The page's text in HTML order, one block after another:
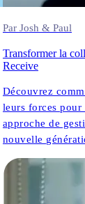
Par Josh & Paul
Transformer la
Receive
Découvrez
leurs forces
approche de
nouvelle